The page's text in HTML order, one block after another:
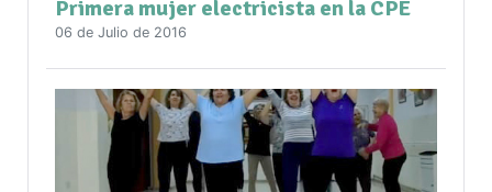
Primera mujer electricista en la CPE
06 de Julio de 2016